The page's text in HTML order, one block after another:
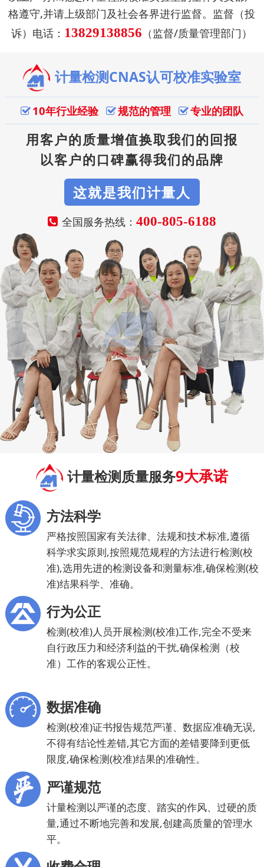
格遵守,并请上级部门及社会各界进行监督。监督（投
诉）电话： 13829138856 （监督/质量管理部门）
计量检测CNAS认可校准实验室
10年行业经验 规范的管理 专业的团队
用客户的质量增值换取我们的回报
以客户的口碑赢得我们的品牌
这就是我们计量人
全国服务热线：400-805-6188
计量检测质量服务9大承诺
方法科学
严格按照国家有关法律、法规和技术标准,遵循
科学求实原则,按照规范规程的方法进行检测(校
准),选用先进的检测设备和测量标准,确保检测(校
准)结果科学、准确。
行为公正
检测(校准)人员开展检测(校准)工作,完全不受来
自行政压力和经济利益的干扰,确保检测（校
准）工作的客观公正性。
数据准确
检测(校准)证书报告规范严谨、数据应准确无误,
不得有结论性差错,其它方面的差错要降到更低
限度,确保检测(校准)结果的准确性。
严谨规范
计量检测以严谨的态度、踏实的作风、过硬的质
量,通过不断地完善和发展,创建高质量的管理水
平。